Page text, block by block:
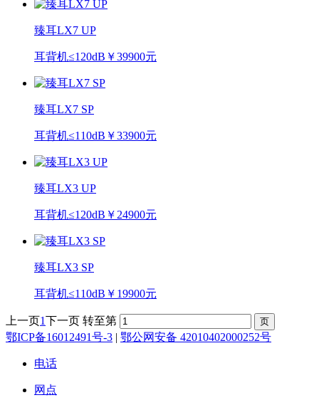
臻耳LX7 UP
耳背机≤120dB ￥39900元
臻耳LX7 SP
耳背机≤110dB ￥33900元
臻耳LX3 UP
耳背机≤120dB ￥24900元
臻耳LX3 SP
耳背机≤110dB ￥19900元
上一页1下一页 转至第
鄂ICP备16012491号-3 | 鄂公网安备 42010402000252号
电话
网点